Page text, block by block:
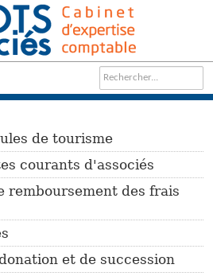
de tourisme
courants d'associés
remboursement des frais
et de succession